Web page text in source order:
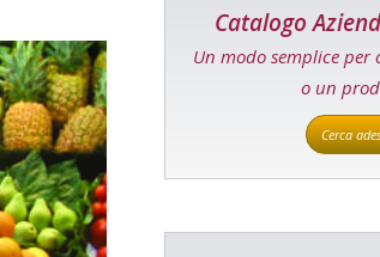
Catalogo
Un modo semplice per
o un
Cerca